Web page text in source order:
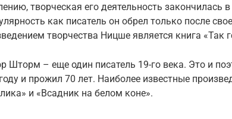
творческая его деятельность закончилась
как писатель он обрел только после
творчества Ницше является книга «Так
Шторм – еще один писатель 19-го века. Это и
и прожил 70 лет. Наиболее известные
и «Всадник на белом коне».